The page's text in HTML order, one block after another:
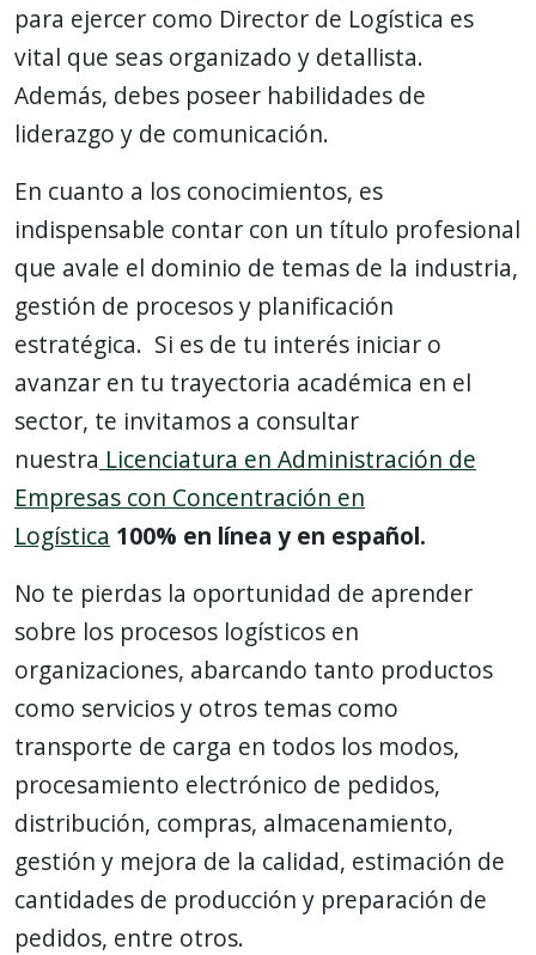
para ejercer como Director de Logística es
vital que seas organizado y detallista.
Además, debes poseer habilidades de
liderazgo y de comunicación.
En cuanto a los conocimientos, es
indispensable contar con un título profesional
que avale el dominio de temas de la industria,
gestión de procesos y planificación
estratégica. Si es de tu interés iniciar o
avanzar en tu trayectoria académica en el
sector, te invitamos a consultar
nuestra Licenciatura en Administración de
Empresas con Concentración en
Logística 100% en línea y en español.
No te pierdas la oportunidad de aprender
sobre los procesos logísticos en
organizaciones, abarcando tanto productos
como servicios y otros temas como
transporte de carga en todos los modos,
procesamiento electrónico de pedidos,
distribución, compras, almacenamiento,
gestión y mejora de la calidad, estimación de
cantidades de producción y preparación de
pedidos, entre otros.